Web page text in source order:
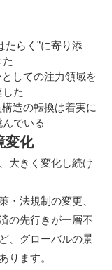
たらく”に寄り添
しての注力領域を
た
造の転換は着実に
でいる
変化
大きく変化し続け
・法規制の変更、
の先行きが一層不
、グローバルの景
ります。